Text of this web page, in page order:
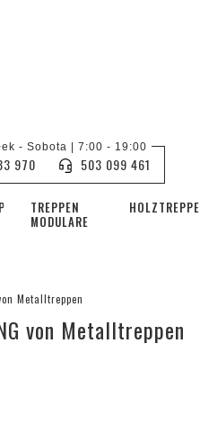
TREPPEN
MODULARE
HOLZTREPPEN
- Sobota | 7:00 - 19:00
970 503 099 461
Metalltreppen
von Metalltreppen